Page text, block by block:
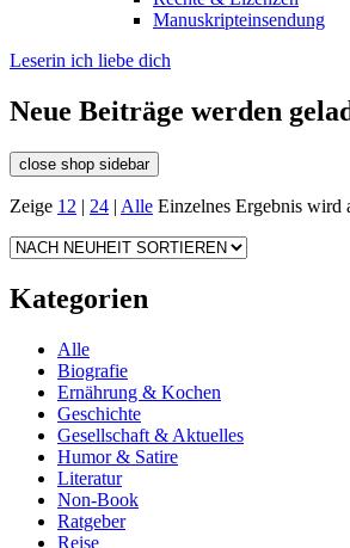
Manuskripteinsendung
Leserin ich liebe dich
Neue Beiträge werden
close shop sidebar
Zeige 12 | 24 | Alle Einzelnes Ergebnis wird
Kategorien
Alle
Biografie
Ernährung & Kochen
Geschichte
Gesellschaft & Aktuelles
Humor & Satire
Literatur
Non-Book
Ratgeber
Reise